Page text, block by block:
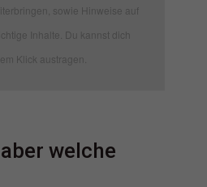
sowie Hinweise auf
Inhalte. Du kannst dich
Klick austragen.
welche